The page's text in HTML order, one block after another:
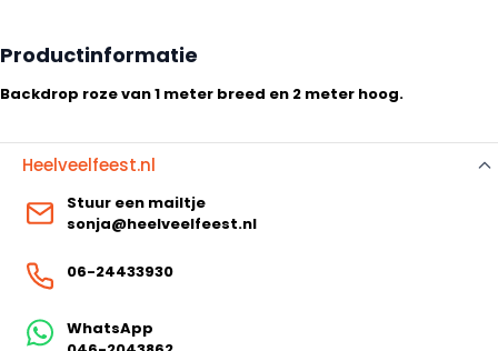
Productinformatie
Backdrop roze van 1 meter breed en 2 meter hoog.
Heelveelfeest.nl
Stuur een mailtje
sonja@heelveelfeest.nl
06-24433930
WhatsApp